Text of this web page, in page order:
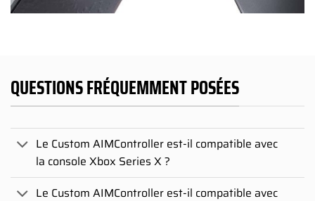
QUESTIONS FRÉQUEMMENT POSÉES
Le Custom AIMController est-il compatible avec
la console Xbox Series X ?
Le Custom AIMController est-il compatible avec